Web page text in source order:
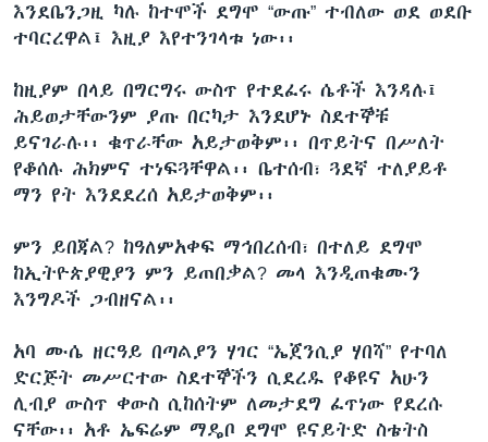
እንደቤንጋዚ ካሉ ከተሞች ደግሞ “ውጡ” ተብለው ወደ ወደቡ
ተባርረዋል፤ እዚያ እየተንገላቱ ነው፡፡
ከዚያም በላይ በግርግሩ ውስጥ የተደፈሩ ሴቶች እንዳሉ፤
ሕይወታቸውንም ያጡ በርካታ እንደሆኑ ስደተኞቹ
ይናገራሉ፡፡ ቁጥራቸው አይታወቅም፡፡ በጥይትና በሥለት
የቆሰሉ ሕክምና ተነፍጓቸዋል፡፡ ቤተሰብ፣ ጓደኛ ተለያይቶ
ማን የት እንደደረሰ አይታወቅም፡፡
ምን ይበጃል? ከዓለምአቀፍ ማኅበረሰብ፣ በተለይ ደግሞ
ከኢትዮጵያዊያን ምን ይጠበቃል? መላ እንዲጠቁሙን
እንግዶች ጋብዘናል፡፡
አባ ሙሴ ዘርዓይ በጣልያን ሃገር “ኤጀንሲያ ሃበሻ” የተባለ
ድርጅት መሥርተው ስደተኞችን ሲደረዱ የቆዩና አሁን
ሊብያ ውስጥ ቀውስ ሲከሰትም ለመታደግ ፈጥነው የደረሱ
ናቸው፡፡ አቶ ኤፍሬም ማዴቦ ደግሞ ዩናይትድ ስቴትስ